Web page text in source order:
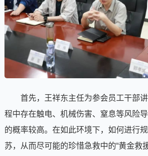
首先，王祥东主任为参会员工干部
程中存在触电、机械伤害、窒息等风险
的概率较高。在如此环境下，如何进行
苏，从而尽可能的珍惜急救中的“黄金救